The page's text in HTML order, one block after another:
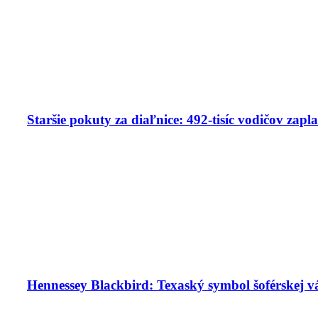
Staršie pokuty za diaľnice: 492-tisíc vodičov
Hennessey Blackbird: Texaský symbol šoférskej